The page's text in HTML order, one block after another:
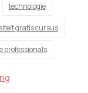
technologie
gratis cursus
professionals